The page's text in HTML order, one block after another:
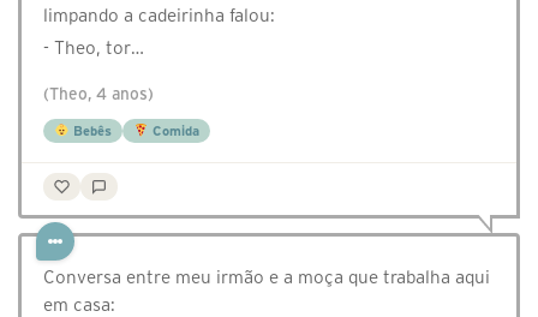
limpando a cadeirinha falou:
- Theo, tor…
(Theo, 4 anos)
Bebês Comida
Conversa entre meu irmão e a moça que trabalha aqui
em casa: